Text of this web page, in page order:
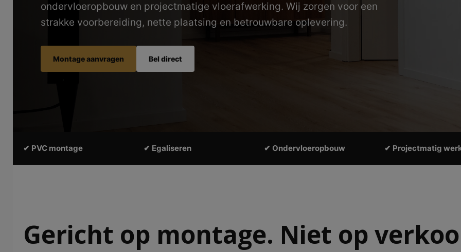
ondervloeropbouw en projectmatige vloerafwerking. Wij zorgen voor een
strakke voorbereiding, nette plaatsing en betrouwbare oplevering.
Montage aanvragen Bel direct
✔ PVC montage ✔ Egaliseren ✔ Ondervloeropbouw ✔ Projectmatig
Gericht op montage. Niet op